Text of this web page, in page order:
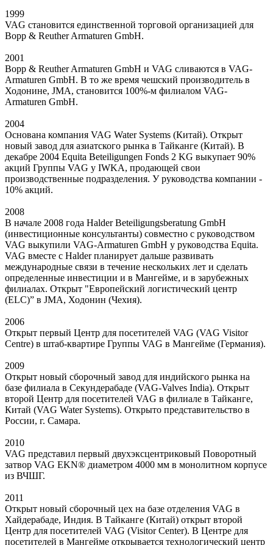
1999
VAG становится единственной торговой организацией для
Bopp & Reuther Armaturen GmbH.
2001
Bopp & Reuther Armaturen GmbH и VAG сливаются в VAG-
Armaturen GmbH. В то же время чешский производитель в
Ходонине, JMA, становится 100%-м филиалом VAG-
Armaturen GmbH.
2004
Основана компания VAG Water Systems (Китай). Открыт
новый завод для азиатского рынка в Тайканге (Китай). В
декабре 2004 Equita Beteiligungen Fonds 2 KG выкупает 90%
акций Группы VAG у IWKA, продающей свои
производственные подразделения. У руководства компании -
10% акций.
2008
В начале 2008 года Halder Beteiligungsberatung GmbH
(инвестиционные консультанты) совместно с руководством
VAG выкупили VAG-Armaturen GmbH у руководства Equita.
VAG вместе с Halder планирует дальше развивать
международные связи в течение нескольких лет и сделать
определенные инвестиции и в Мангейме, и в зарубежных
филиалах. Открыт "Европейский логистический центр
(ELC)” в JMA, Ходонин (Чехия).
2006
Открыт первый Центр для посетителей VAG (VAG Visitor
Centre) в штаб-квартире Группы VAG в Мангейме (Германия).
2009
Открыт новый сборочный завод для индийского рынка на
базе филиала в Секундерабаде (VAG-Valves India). Открыт
второй Центр для посетителей VAG в филиале в Тайканге,
Китай (VAG Water Systems). Открыто представительство в
России, г. Самара.
2010
VAG представил первый двухэксцентриковый Поворотный
затвор VAG EKN® диаметром 4000 мм в монолитном корпусе
из ВЧШГ.
2011
Открыт новый сборочный цех на базе отделения VAG в
Хайдерабаде, Индия. В Тайканге (Китай) открыт второй
Центр для посетителей VAG (Visitor Center). В Центре для
посетителей в Мангейме открывается технологический центр